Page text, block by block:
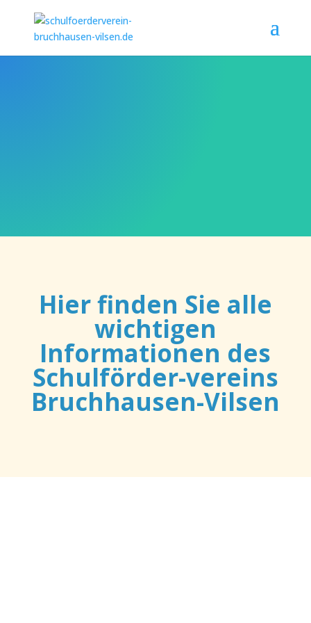
Hier finden Sie alle
wichtigen
Informationen des
Schulförder-vereins
Bruchhausen-Vilsen